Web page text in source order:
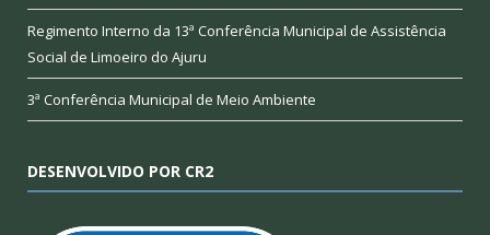
Regimento Interno da 13ª Conferência Municipal de Assistência
Social de Limoeiro do Ajuru
3ª Conferência Municipal de Meio Ambiente
DESENVOLVIDO POR CR2